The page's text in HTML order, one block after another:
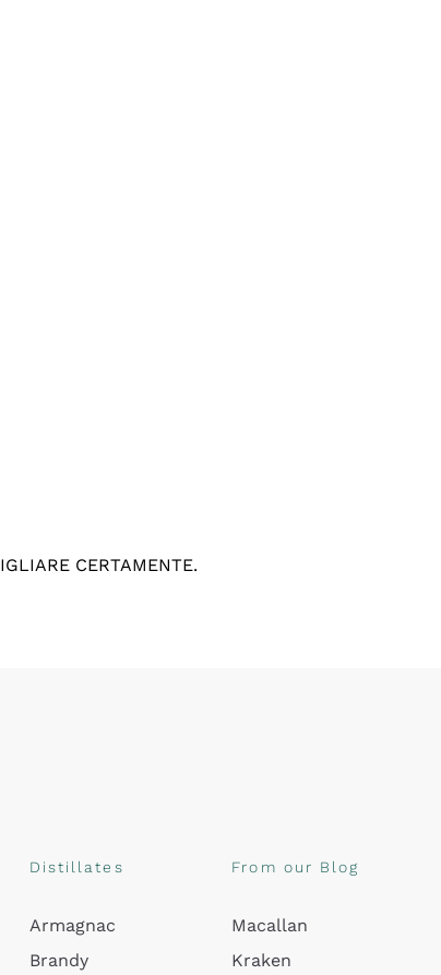
CERTAMENTE.
Distillates
Armagnac
Brandy
From our Blog
Macallan
Kraken